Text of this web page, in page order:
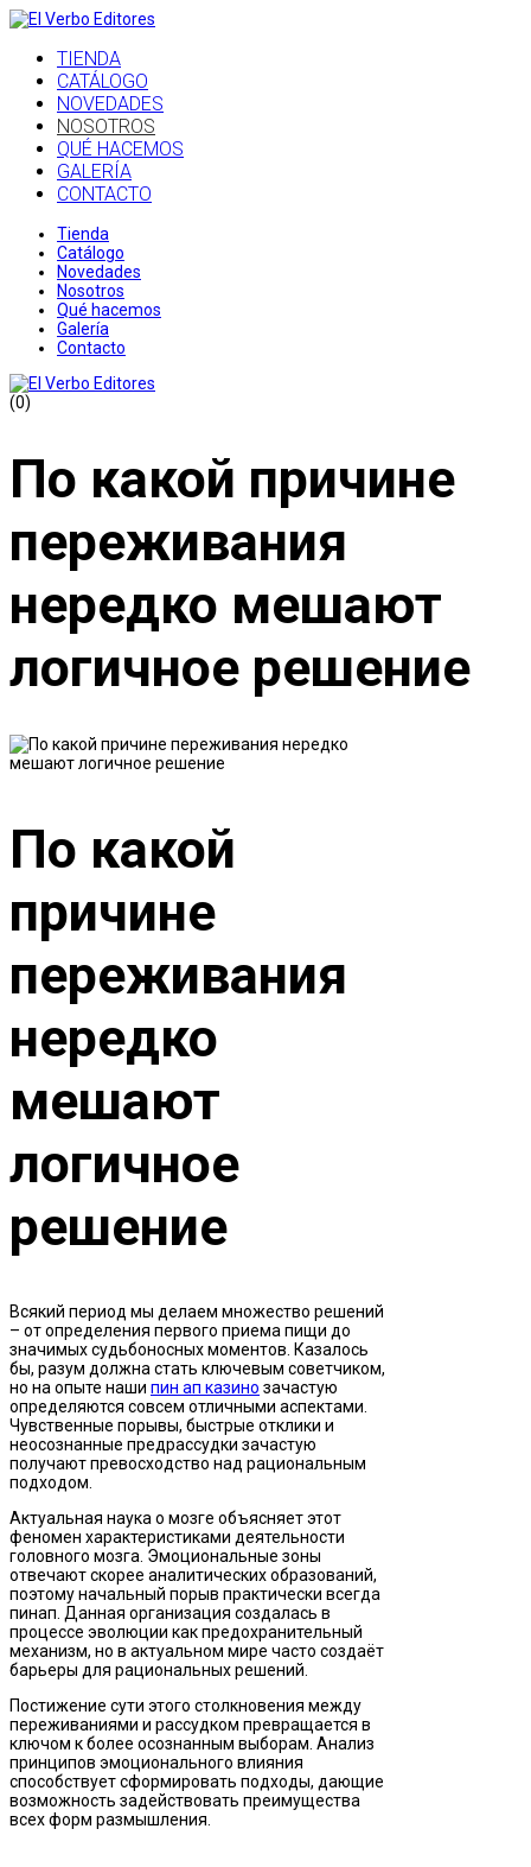
TIENDA
CATÁLOGO
NOVEDADES
NOSOTROS
QUÉ HACEMOS
GALERÍA
CONTACTO
Tienda
Catálogo
Novedades
Nosotros
Qué hacemos
Galería
Contacto
(0)
По какой причине
переживания
нередко мешают
логичное решение
По какой
причине
переживания
нередко
мешают
логичное
решение
Всякий период мы делаем множество решений
– от определения первого приема пищи до
значимых судьбоносных моментов. Казалось
бы, разум должна стать ключевым советчиком,
но на опыте наши пин ап казино зачастую
определяются совсем отличными аспектами.
Чувственные порывы, быстрые отклики и
неосознанные предрассудки зачастую
получают превосходство над рациональным
подходом.
Актуальная наука о мозге объясняет этот
феномен характеристиками деятельности
головного мозга. Эмоциональные зоны
отвечают скорее аналитических образований,
поэтому начальный порыв практически всегда
пинап. Данная организация создалась в
процессе эволюции как предохранительный
механизм, но в актуальном мире часто создаёт
барьеры для рациональных решений.
Постижение сути этого столкновения между
переживаниями и рассудком превращается в
ключом к более осознанным выборам. Анализ
принципов эмоционального влияния
способствует сформировать подходы, дающие
возможность задействовать преимущества
всех форм размышления.